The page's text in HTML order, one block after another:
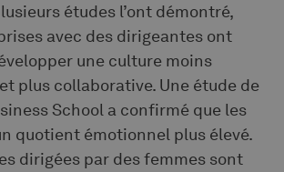
études l’ont démontré,
avec des dirigeantes ont
une culture moins
plus collaborative. Une étude de
School a confirmé que les
quotient émotionnel plus élevé.
dirigées par des femmes sont